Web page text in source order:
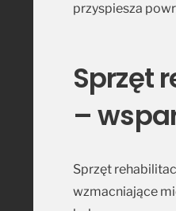
przyspiesza
Sprzęt
–
Sprzęt
wzmacniające